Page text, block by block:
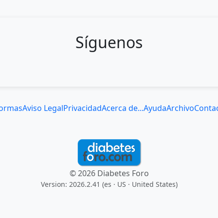
Síguenos
Aviso LegalPrivacidadAcerca de...AyudaArchivo
© 2026 Diabetes Foro
Version: 2026.2.41 (es · US · United States)